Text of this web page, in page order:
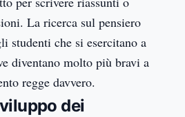
La ricerca sul pensiero
studenti che si esercitano a
diventano molto più bravi a
regge davvero.
dei